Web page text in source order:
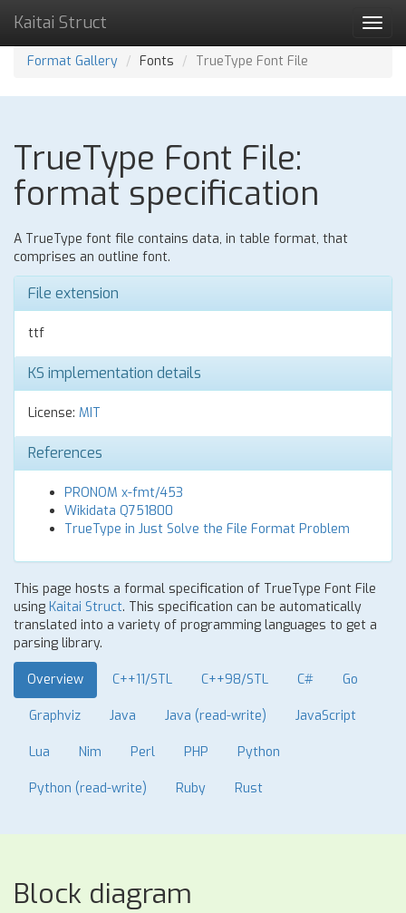
Kaitai Struct
Format Gallery Fonts TrueType Font File
TrueType Font File:
format specification
A TrueType font file contains data, in table format, that
comprises an outline font.
File extension
ttf
KS implementation details
License: MIT
References
PRONOM x-fmt/453
Wikidata Q751800
TrueType in Just Solve the File Format Problem
This page hosts a formal specification of TrueType Font File
using Kaitai Struct. This specification can be automatically
translated into a variety of programming languages to get a
parsing library.
Overview C++11/STL C++98/STL C# Go
Graphviz Java Java (read-write) JavaScript
Lua Nim Perl PHP Python
Python (read-write) Ruby Rust
Block diagram